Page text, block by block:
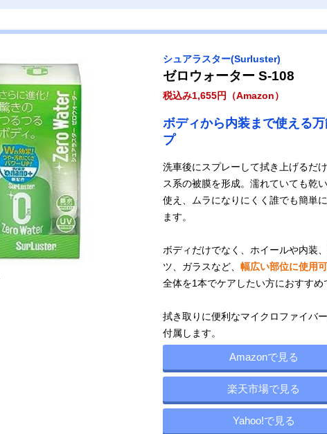
シュアラスター(Surluster)
ゼロウォーター ‎S-108
税込み1,655円（Amazon）
ボディから内装まで使える万
プ
洗車後にスプレーして拭き上げるだ
ス系の被膜を形成。濡れていても乾
使え、ムラになりにくく誰でも簡単
ます。
ボディだけでなく、ホイールや内装
ツ、ガラスなど、 幅広い部位に使用
全体を1本でケアしたい方におすすめ
拭き取りに便利なマイクロファイバ
付属します。
Amazonで見る
楽天市場で見る
Yahoo!で見る